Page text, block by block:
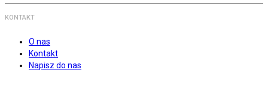
KONTAKT
O nas
Kontakt
Napisz do nas